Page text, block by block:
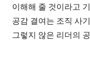
이해해 줄 것이라고
공감 결여는 조직 사
그렇지 않은 리더의